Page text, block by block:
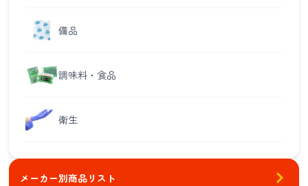
備品
調味料・食品
衛生
メーカー別商品リスト